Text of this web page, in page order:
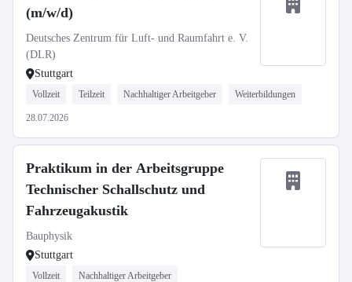
(m/w/d)
Deutsches Zentrum für Luft- und Raumfahrt e. V.
(DLR)
Stuttgart
Vollzeit Teilzeit Nachhaltiger Arbeitgeber Weiterbildungen
28.07.2026
Praktikum in der Arbeitsgruppe
Technischer Schallschutz und
Fahrzeugakustik
Bauphysik
Stuttgart
Vollzeit Nachhaltiger Arbeitgeber